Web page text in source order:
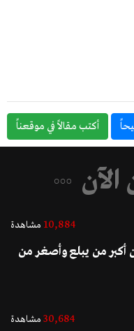
أكتب مقالاً في موقعناً
10,884 مشاهدة
أكبر من يبلع وأصغر من
30,684 مشاهدة